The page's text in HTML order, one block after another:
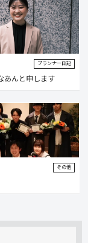
プランナー日記
あんと申します
その他